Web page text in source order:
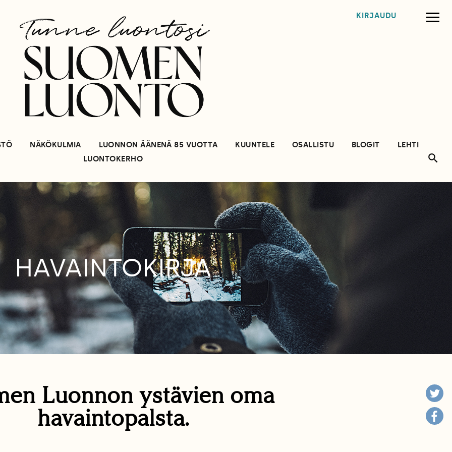
KIRJAUDU
NÄKÖKULMIA LUONNON ÄÄNENÄ 85 VUOTTA KUUNTELE OSALLISTU BLOGIT
LEHTI
LUONTOKERHO
HAVAINTOKIRJA
Luonnon ystävien oma
havaintopalsta.